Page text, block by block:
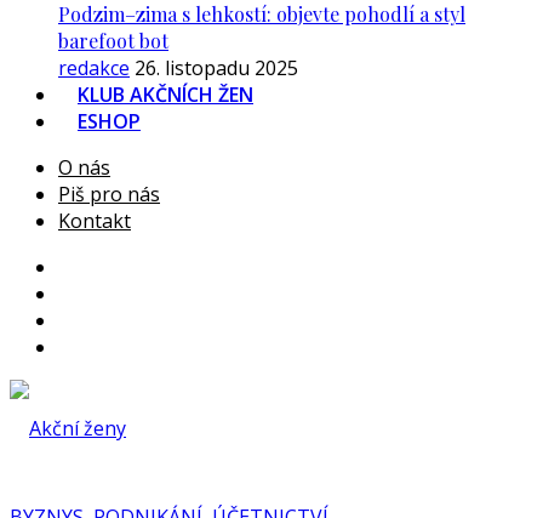
Podzim–zima s lehkostí: objevte pohodlí a styl
barefoot bot
redakce 26. listopadu 2025
KLUB AKČNÍCH ŽEN
ESHOP
O nás
Piš pro nás
Kontakt